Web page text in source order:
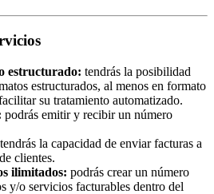
estructurado: tendrás la posibilidad
estructurados, al menos en formato
su tratamiento automatizado.
podrás emitir y recibir un número
tendrás la capacidad de enviar facturas a
clientes.
ilimitados: podrás crear un número
y/o servicios facturables dentro del